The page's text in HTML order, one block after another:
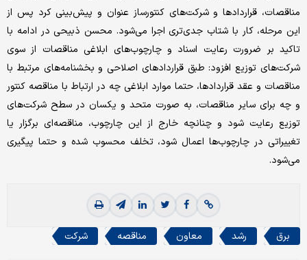
مناقصات، قرارداد‌ها و شرکت‌های کنتورساز عنوان و پیش‌بینی کرد پس از
این مرحله، کار با شتاب جدی‌تری اجرا می‌شود. محسن ذبیحی در ادامه با
تاکید بر ضرورت رعایت اسناد و چارچوب‌های ابلاغی مناقصات از سوی
شرکت‌های توزیع افزود: طبق قرارداد‌های اصلاحی و بخشنامه‌های مرتبط با
مناقصات و عقد قراردادها، حتما موارد ابلاغی چه در ارتباط با مناقصه کنتور
و چه برای سایر مناقصات، به صورت متحد و یکسان در سطح شرکت‌های
توزیع رعایت شود و چنانچه خارج از این چارچوب، مناقصه‌ای برگزار یا
تغییراتی در چارچوب‌ها اعمال شود، تخلف محسوب شده و حتما پیگیری
می‌شود.
برق رشد معاون مناقصه شرکت